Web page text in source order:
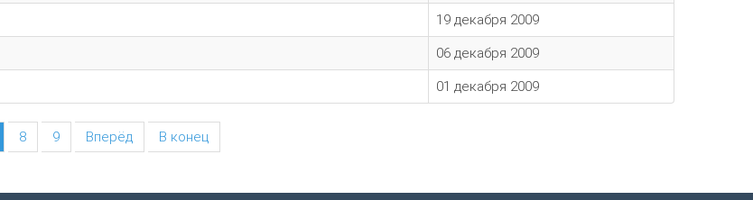
19 декабря 2009
06 декабря 2009
01 декабря 2009
8 9 Вперёд В конец